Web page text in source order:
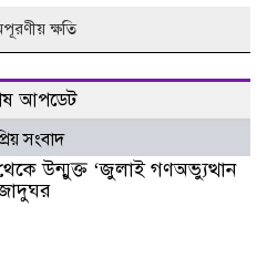
ক্ষতি
আপডেট
সংবাদ
উন্মুক্ত ‘জুলাই গণঅভ্যুত্থান